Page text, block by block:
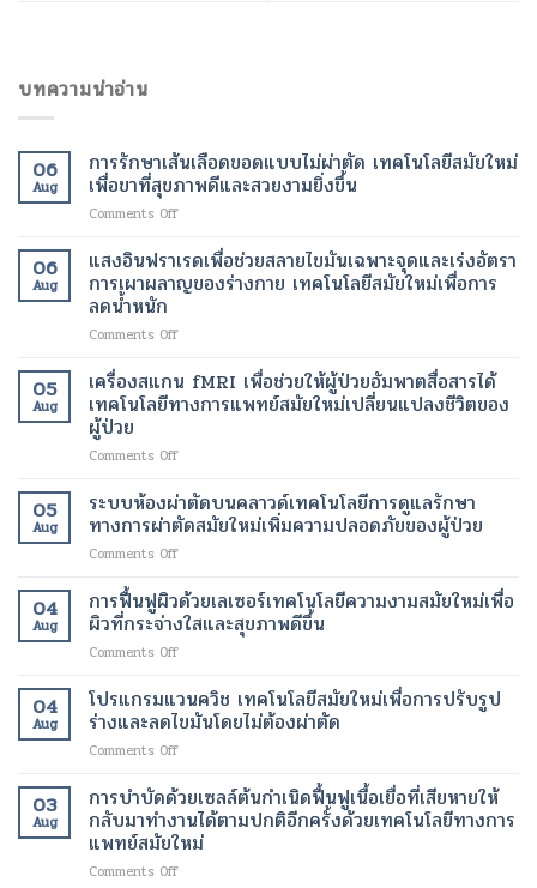
บทความน่าอ่าน
06
Aug
การรักษาเส้นเลือดขอดแบบไม่ผ่าตัด เทคโนโลยีสมัยใหม่
เพื่อขาที่สุขภาพดีและสวยงามยิ่งขึ้น
Comments Offon
รักษา
เส้นเลือด
ขอด
ไม่
เทคโนโลยี
สมัย
ใหม่
ขา
สุขภาพ
ดี
และ
ขึ้น
06
Aug
แสงอินฟราเรดเพื่อช่วยสลายไขมันเฉพาะจุดและเร่งอัตรา
การเผาผลาญของร่างกาย เทคโนโลยีสมัยใหม่เพื่อการ
ลดน้ำหนัก
Comments Offon
อินฟราเรด
เพื่อ
ช่วย
ไข
เฉพาะ
จุด
และ
เร่ง
การ
เผา
เทคโนโลยี
สมัย
ใหม่
ลด
น้ำ
หนัก
05
Aug
เครื่องสแกน fMRI เพื่อช่วยให้ผู้ป่วยอัมพาตสื่อสารได้
เทคโนโลยีทางการแพทย์สมัยใหม่เปลี่ยนแปลงชีวิตของ
ผู้ป่วย
Comments Offon
สแกน
fMRI
เพื่อ
ช่วย
ผู้
ป่วย
เทคโนโลยี
ทางการ
เปลี่ยนแปลง
ชีวิต
ของ
ผู้
05
Aug
ระบบห้องผ่าตัดบนคลาวด์เทคโนโลยีการดูแลรักษา
ทางการผ่าตัดสมัยใหม่เพิ่มความปลอดภัยของผู้ป่วย
Comments Offon
ห้อง
ผ่าตัด
บน
คลา
เทคโนโลยี
การ
ผ่าตัด
สมัย
ใหม่
04
Aug
การฟื้นฟูผิวด้วยเลเซอร์เทคโนโลยีความงามสมัยใหม่เพื่อ
ผิวที่กระจ่างใสและสุขภาพดีขึ้น
Comments Offon
ฟื้นฟู
ผิว
ด้วย
เลเซอร์
ความ
งาม
สมัย
ใหม่
เพื่อ
04
Aug
โปรแกรมแวนควิช เทคโนโลยีสมัยใหม่เพื่อการปรับรูป
ร่างและลดไขมันโดยไม่ต้องผ่าตัด
Comments Offon
แก
รม
แวน
ควิช
เทคโนโลยี
03
Aug
การบำบัดด้วยเซลล์ต้นกำเนิดฟื้นฟูเนื้อเยื่อที่เสียหายให้
กลับมาทำงานได้ตามปกติอีกครั้งด้วยเทคโนโลยีทางการ
แพทย์สมัยใหม่
Comments Offon